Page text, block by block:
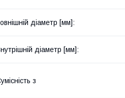
діаметр [мм]:
діаметр [мм]:
з